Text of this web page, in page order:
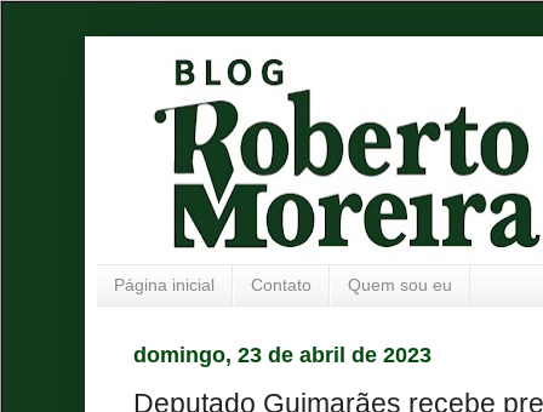
Página inicial Contato Quem sou eu
domingo, 23 de abril de 2023
Deputado Guimarães recebe